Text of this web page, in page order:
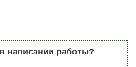
написании работы?